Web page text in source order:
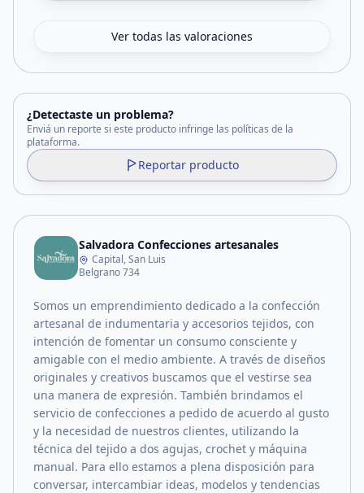
Ver todas las valoraciones
¿Detectaste un problema?
Enviá un reporte si este producto infringe las políticas de la
plataforma.
Reportar producto
Salvadora Confecciones artesanales
Capital, San Luis
Belgrano 734
Somos un emprendimiento dedicado a la confección
artesanal de indumentaria y accesorios tejidos, con
intención de fomentar un consumo consciente y
amigable con el medio ambiente. A través de diseños
originales y creativos buscamos que el vestirse sea
una manera de expresión. También brindamos el
servicio de confecciones a pedido de acuerdo al gusto
y la necesidad de nuestros clientes, utilizando la
técnica del tejido a dos agujas, crochet y máquina
manual. Para ello estamos a plena disposición para
conversar, intercambiar ideas, modelos y tendencias